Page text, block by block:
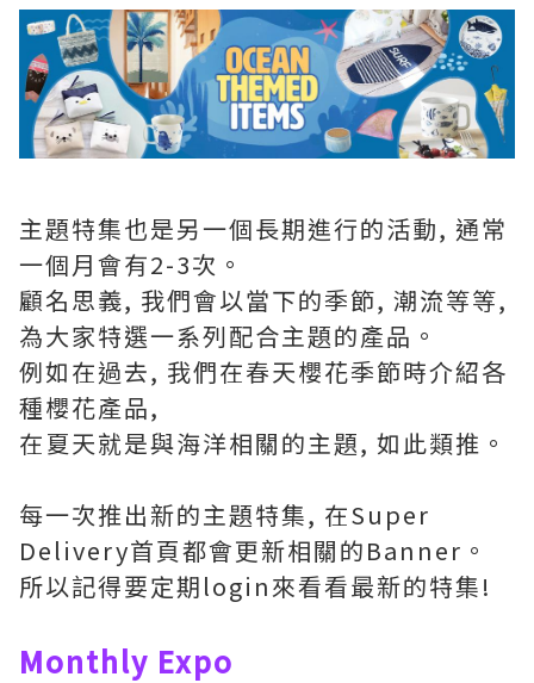
主題特集也是另一個長期進行的活動, 通常
一個月會有2-3次。
顧名思義, 我們會以當下的季節, 潮流等等,
為大家特選一系列配合主題的產品。
例如在過去, 我們在春天櫻花季節時介紹各
種櫻花產品,
在夏天就是與海洋相關的主題, 如此類推。
每一次推出新的主題特集, 在Super
Delivery首頁都會更新相關的Banner。
所以記得要定期login來看看最新的特集!
Monthly Expo